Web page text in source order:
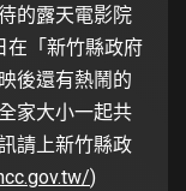
的露天電影院
在「新竹縣政府
後還有熱鬧的
家大小一起共
請上新竹縣政
)